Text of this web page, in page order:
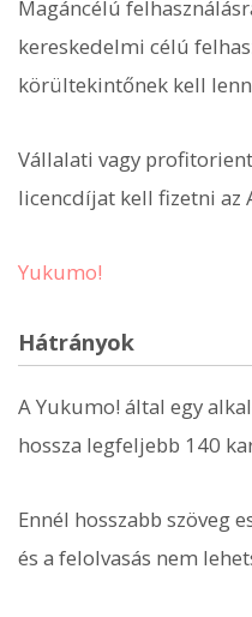
Magáncélú
kereskedelmi célú
körültekintőnek kell
Vállalati vagy
licencdíjat kell fizetni az
Yukumo!
Hátrányok
A Yukumo! által egy
hossza legfeljebb 140
Ennél hosszabb szöveg
és a felolvasás nem